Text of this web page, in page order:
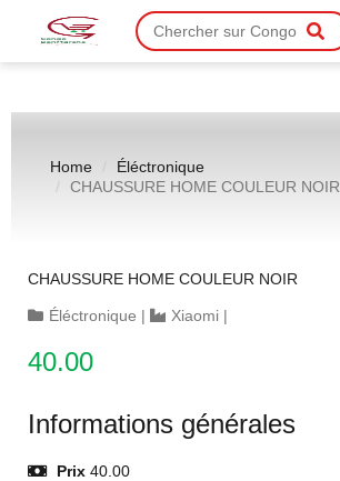
Home
Éléctronique
CHAUSSURE HOME COULEUR NOIR
CHAUSSURE HOME COULEUR NOIR
Éléctronique | Xiaomi |
40.00
Informations générales
Prix 40.00